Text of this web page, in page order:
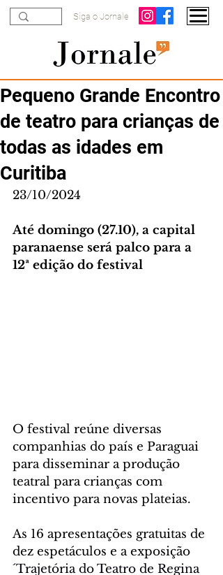
Siga o Jornale
Pequeno Grande Encontro
de teatro para crianças de
todas as idades em
Curitiba
23/10/2024
Até domingo (27.10), a capital
paranaense será palco para a
12ª edição do festival
O festival reúne diversas
companhias do país e Paraguai
para disseminar a produção
teatral para crianças com
incentivo para novas plateias.
As 16 apresentações gratuitas de
dez espetáculos e a exposição
´Trajetória do Teatro de Regina